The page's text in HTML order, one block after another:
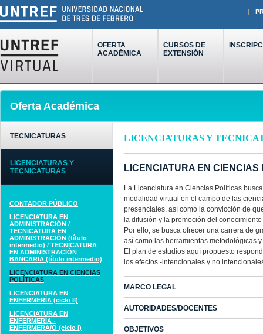
OFERTA
ACADÉMICA
CURSOS DE
EXTENSIÓN
Oferta Académica
TECNICATURAS
LICENCIATURAS Y
TECNICATURAS
CONTADOR PÚBLICO
LICENCIATURA EN
ADMINISTRACIÓN /
TECNICATURA EN
ADMINISTRACIÓN (título
intermedio) / TECNICATURA
EN ADMINISTRACIÓN
BANCARIA (título intermedio)
LICENCIATURA EN CIENCIAS
POLÍTICAS
LICENCIATURA EN
ENFERMERÍA (ciclo II)
LICENCIATURA EN
ENFERMERÍA -
ENFERMERA/O (ciclo I)
LICENCIATURAS Y
LICENCIATURA EN CIENCIAS
La Licenciatura en Ciencias Políticas
modalidad virtual en el campo de las
presenciales, así como la convicción de
la difusión y la promoción del
Por ello, se busca ofrecer una carrera de
así como las herramientas metodológicas
El plan de estudios aquí propuesto
los efectos -intencionales y no
MARCO LEGAL
AUTORIDADES/DOCENTES
OBJETIVOS